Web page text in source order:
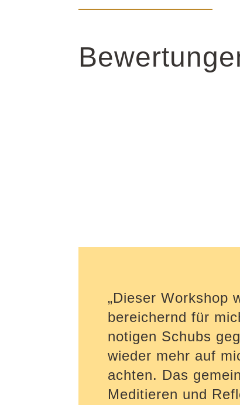
„Dieser Workshop
bereichernd für
notigen Schubs
wieder mehr auf
achten. Das
Meditieren und